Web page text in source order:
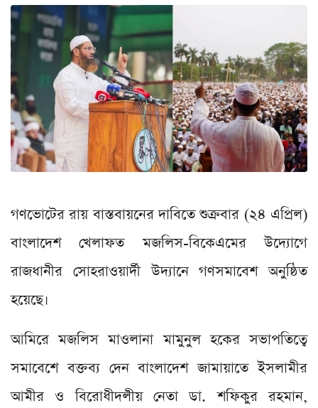
গণভোটের রায় বাস্তবায়নের দাবিতে শুক্রবার (২৪ এপ্রিল)
বাংলাদেশ খেলাফত মজলিস-বিকেএমের উদ্যোগে
রাজধানীর সোহরাওয়ার্দী উদ্যানে গণসমাবেশ অনুষ্ঠিত
হয়েছে।
আমিরে মজলিস মাওলানা মামুনুল হকের সভাপতিত্বে
সমাবেশে বক্তব্য দেন বাংলাদেশ জামায়াতে ইসলামীর
আমীর ও বিরোধীদলীয় নেতা ডা. শফিকুর রহমান,